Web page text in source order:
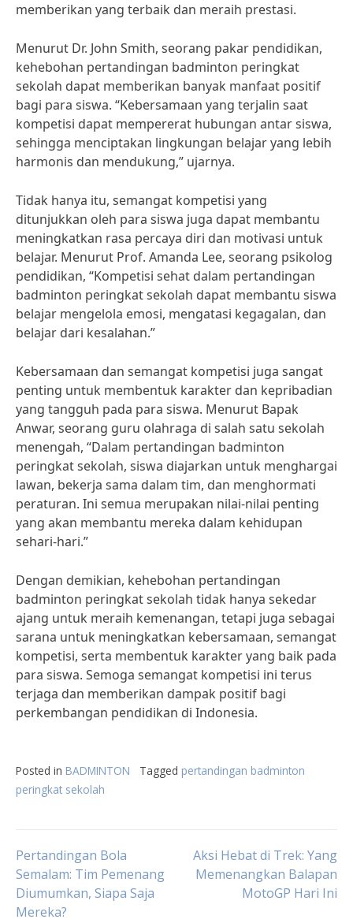
memberikan yang terbaik dan meraih prestasi.
Menurut Dr. John Smith, seorang pakar pendidikan,
kehebohan pertandingan badminton peringkat
sekolah dapat memberikan banyak manfaat positif
bagi para siswa. “Kebersamaan yang terjalin saat
kompetisi dapat mempererat hubungan antar siswa,
sehingga menciptakan lingkungan belajar yang lebih
harmonis dan mendukung,” ujarnya.
Tidak hanya itu, semangat kompetisi yang
ditunjukkan oleh para siswa juga dapat membantu
meningkatkan rasa percaya diri dan motivasi untuk
belajar. Menurut Prof. Amanda Lee, seorang psikolog
pendidikan, “Kompetisi sehat dalam pertandingan
badminton peringkat sekolah dapat membantu siswa
belajar mengelola emosi, mengatasi kegagalan, dan
belajar dari kesalahan.”
Kebersamaan dan semangat kompetisi juga sangat
penting untuk membentuk karakter dan kepribadian
yang tangguh pada para siswa. Menurut Bapak
Anwar, seorang guru olahraga di salah satu sekolah
menengah, “Dalam pertandingan badminton
peringkat sekolah, siswa diajarkan untuk menghargai
lawan, bekerja sama dalam tim, dan menghormati
peraturan. Ini semua merupakan nilai-nilai penting
yang akan membantu mereka dalam kehidupan
sehari-hari.”
Dengan demikian, kehebohan pertandingan
badminton peringkat sekolah tidak hanya sekedar
ajang untuk meraih kemenangan, tetapi juga sebagai
sarana untuk meningkatkan kebersamaan, semangat
kompetisi, serta membentuk karakter yang baik pada
para siswa. Semoga semangat kompetisi ini terus
terjaga dan memberikan dampak positif bagi
perkembangan pendidikan di Indonesia.
Posted in BADMINTON Tagged pertandingan badminton
peringkat sekolah
Post
navigation
Pertandingan Bola
Semalam: Tim Pemenang
Diumumkan, Siapa Saja
Mereka?
Aksi Hebat di Trek: Yang
Memenangkan Balapan
MotoGP Hari Ini